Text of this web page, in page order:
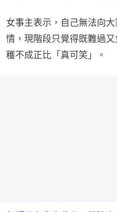
女事主表示，自己無法向
情，現階段只覺得既難過
穫不成正比「真可笑」。